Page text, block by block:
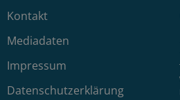
Kontakt
Mediadaten
Impressum
Datenschutzerklärung